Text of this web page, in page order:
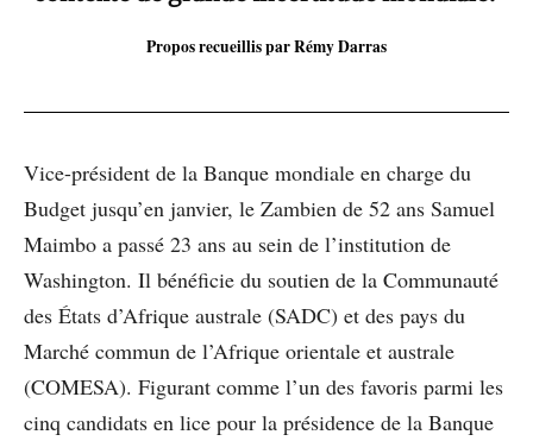
Propos recueillis par Rémy Darras
Vice-président de la Banque mondiale en charge du
Budget jusqu’en janvier, le Zambien de 52 ans Samuel
Maimbo a passé 23 ans au sein de l’institution de
Washington. Il bénéficie du soutien de la Communauté
des États d’Afrique australe (SADC) et des pays du
Marché commun de l’Afrique orientale et australe
(COMESA). Figurant comme l’un des favoris parmi les
cinq candidats en lice pour la présidence de la Banque